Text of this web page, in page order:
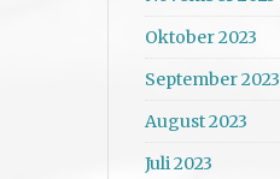
Oktober 2023
September 2023
August 2023
Juli 2023